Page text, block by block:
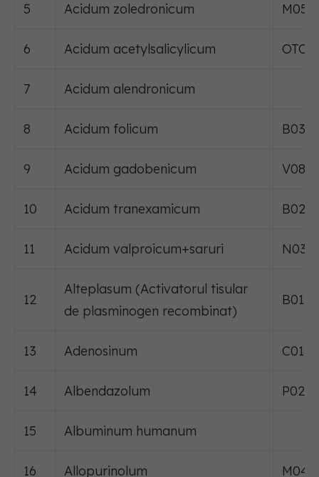
5 Acidum zoledronicum
6 Acidum acetylsalicylicum OTC
7 Acidum alendronicum
8 Acidum folicum
9 Acidum gadobenicum
10 Acidum tranexamicum
11 Acidum valproicum+saruri
12
Alteplasum (Activatorul tisular
de plasminogen recombinat)
13 Adenosinum
14 Albendazolum
15 Albuminum humanum
16 Allopurinolum